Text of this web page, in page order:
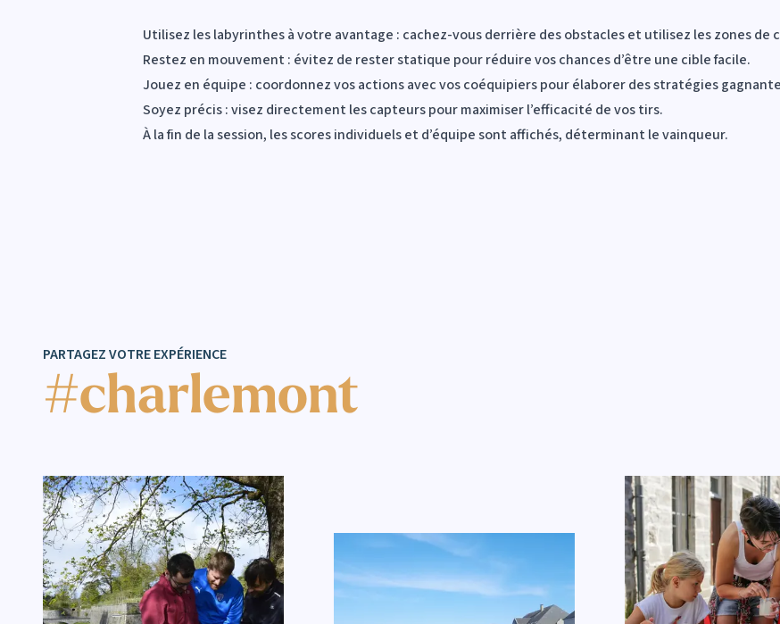
Utilisez les labyrinthes à votre avantage : cachez-vous derrière des obstacles et utilisez les zones de
Restez en mouvement : évitez de rester statique pour réduire vos chances d’être une cible facile.
Jouez en équipe : coordonnez vos actions avec vos coéquipiers pour élaborer des stratégies
Soyez précis : visez directement les capteurs pour maximiser l’efficacité de vos tirs.
À la fin de la session, les scores individuels et d’équipe sont affichés, déterminant le vainqueur.
PARTAGEZ VOTRE EXPÉRIENCE
#charlemont